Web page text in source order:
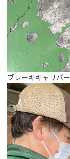
ブレーキキャリパ